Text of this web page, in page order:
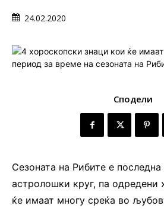
24.02.2020
Сподели
Сезоната на Рибите е последна
астролошки круг, па одредени
ќе имаат многу среќа во